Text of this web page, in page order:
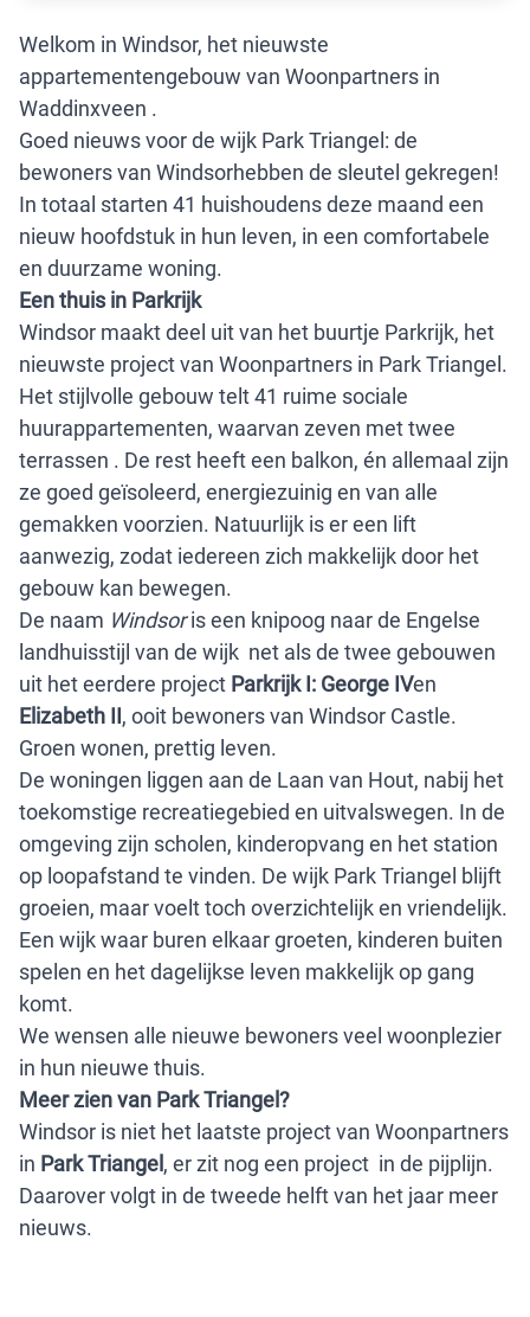
Welkom in Windsor, het nieuwste
appartementengebouw van Woonpartners in
Waddinxveen .
Goed nieuws voor de wijk Park Triangel: de
bewoners van Windsorhebben de sleutel gekregen!
In totaal starten 41 huishoudens deze maand een
nieuw hoofdstuk in hun leven, in een comfortabele
en duurzame woning.
Een thuis in Parkrijk
Windsor maakt deel uit van het buurtje Parkrijk, het
nieuwste project van Woonpartners in Park Triangel.
Het stijlvolle gebouw telt 41 ruime sociale
huurappartementen, waarvan zeven met twee
terrassen . De rest heeft een balkon, én allemaal zijn
ze goed geïsoleerd, energiezuinig en van alle
gemakken voorzien. Natuurlijk is er een lift
aanwezig, zodat iedereen zich makkelijk door het
gebouw kan bewegen.
De naam Windsoris een knipoog naar de Engelse
landhuisstijl van de wijk net als de twee gebouwen
uit het eerdere project Parkrijk I: George IVen
Elizabeth II, ooit bewoners van Windsor Castle.
Groen wonen, prettig leven.
De woningen liggen aan de Laan van Hout, nabij het
toekomstige recreatiegebied en uitvalswegen. In de
omgeving zijn scholen, kinderopvang en het station
op loopafstand te vinden. De wijk Park Triangel blijft
groeien, maar voelt toch overzichtelijk en vriendelijk.
Een wijk waar buren elkaar groeten, kinderen buiten
spelen en het dagelijkse leven makkelijk op gang
komt.
We wensen alle nieuwe bewoners veel woonplezier
in hun nieuwe thuis.
Meer zien van Park Triangel?
Windsor is niet het laatste project van Woonpartners
in Park Triangel , er zit nog een project in de pijplijn.
Daarover volgt in de tweede helft van het jaar meer
nieuws.